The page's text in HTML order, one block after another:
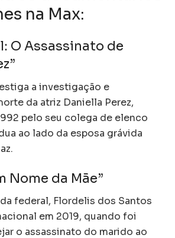
na Max:
O Assassinato de
a investigação e
da atriz Daniella Perez,
pelo seu colega de elenco
ao lado da esposa grávida
Nome da Mãe”
federal, Flordelis dos Santos
em 2019, quando foi
o assassinato do marido ao